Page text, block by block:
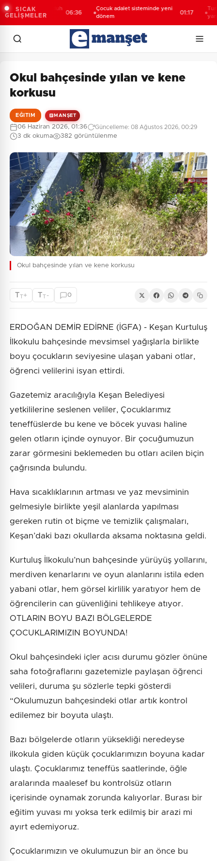
SICAK
GELİŞMELER
Memduh
övgü
06:36
Çocuk adalet sisteminde yeni
dönem
01:17
Turhan
yanıltıcı
Okul bahçesinde yılan ve kene
korkusu
EĞITIM MANŞET
06 Haziran 2026, 01:36 Güncelleme: 08 Ağustos 2026, 00:29
3 dk okuma 382 görüntülenme
Okul bahçesinde yılan ve kene korkusu
TT+ TT - 0
ERDOĞAN DEMİR EDİRNE (İGFA) - Keşan Kurtuluş
İlkokulu bahçesinde mevsimsel yağışlarla birlikte
boyu çocukların seviyesine ulaşan yabani otlar,
öğrenci velilerini isyan ettirdi.
Gazetemiz aracılığıyla Keşan Belediyesi
yetkililerine seslenen veliler, Çocuklarımız
teneffüslerde bu kene ve böcek yuvası haline
gelen otların içinde oynuyor. Bir çocuğumuzun
zarar görmesini beklemeden bu otları acilen biçin
çağrısında bulundu.
Hava sıcaklıklarının artması ve yaz mevsiminin
gelmesiyle birlikte yeşil alanlarda yapılması
gereken rutin ot biçme ve temizlik çalışmaları,
Keşan’daki bazı okullarda aksama noktasına geldi.
Kurtuluş İlkokulu’nun bahçesinde yürüyüş yollarını,
merdiven kenarlarını ve oyun alanlarını istila eden
yabani otlar, hem görsel kirlilik yaratıyor hem de
öğrencilerin can güvenliğini tehlikeye atıyor.
OTLARIN BOYU BAZI BÖLGELERDE
ÇOCUKLARIMIZIN BOYUNDA!
Okul bahçesindeki içler acısı durumu gözler önüne
saha fotoğraflarını gazetemizle paylaşan öğrenci
velileri, duruma şu sözlerle tepki gösterdi
“Okulumuzun bahçesindeki otlar artık kontrol
edilemez bir boyuta ulaştı.
Bazı bölgelerde otların yüksekliği neredeyse
ilkokula giden küçük çocuklarımızın boyuna kadar
ulaştı. Çocuklarımız teneffüs saatlerinde, öğle
aralarında maalesef bu kontrolsüz otların
içerisinde oynamak zorunda kalıyorlar. Burası bir
eğitim yuvası mı yoksa terk edilmiş bir arazi mi
ayırt edemiyoruz.
Çocuklarımızın ve okulumuzun bir an önce bu